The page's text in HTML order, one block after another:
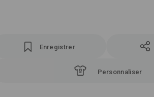
Enregistrer
Personnaliser